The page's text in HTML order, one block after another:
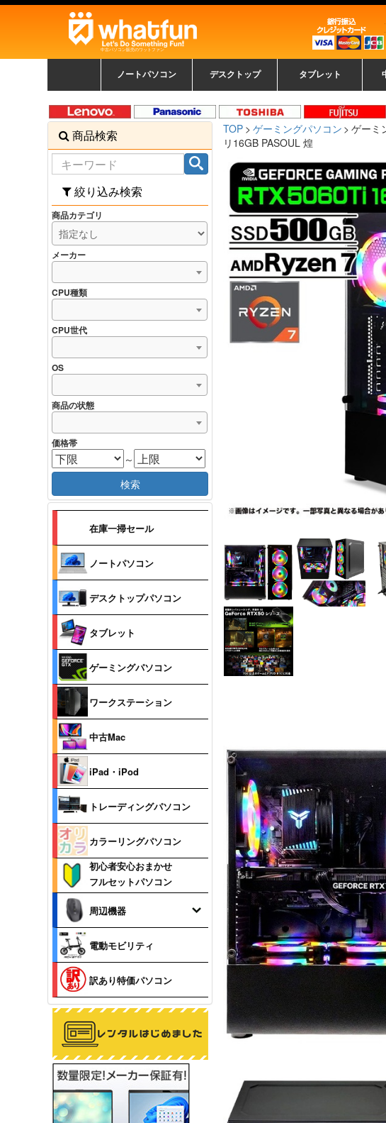
中古パソコン販売のワットファン
ノートパソコン
覧
パソコン
ッカード
デスクトップ
中古デスクトップ一覧
新品デスクトップ一
覧
ゲーミングパソコン
トレーディングパソ
コン
ッカード
タブレット
TOP ゲーミングパソコン
ゲーミ
リ16GB PASOUL 煌
商品検索
絞り込み検索
商品カテゴリ
メーカー
CPU種類
CPU世代
OS
商品の状態
価格帯
～
検索
在庫一掃セール
ノートパソコン
デスクトップパソコン
タブレット
ゲーミングパソコン
ワークステーション
中古Mac
iPad・iPod
トレーディングパソコン
カラーリングパソコン
初心者安心おまかせ
フルセットパソコン
周辺機器
電動モビリティ
訳あり特価パソコン